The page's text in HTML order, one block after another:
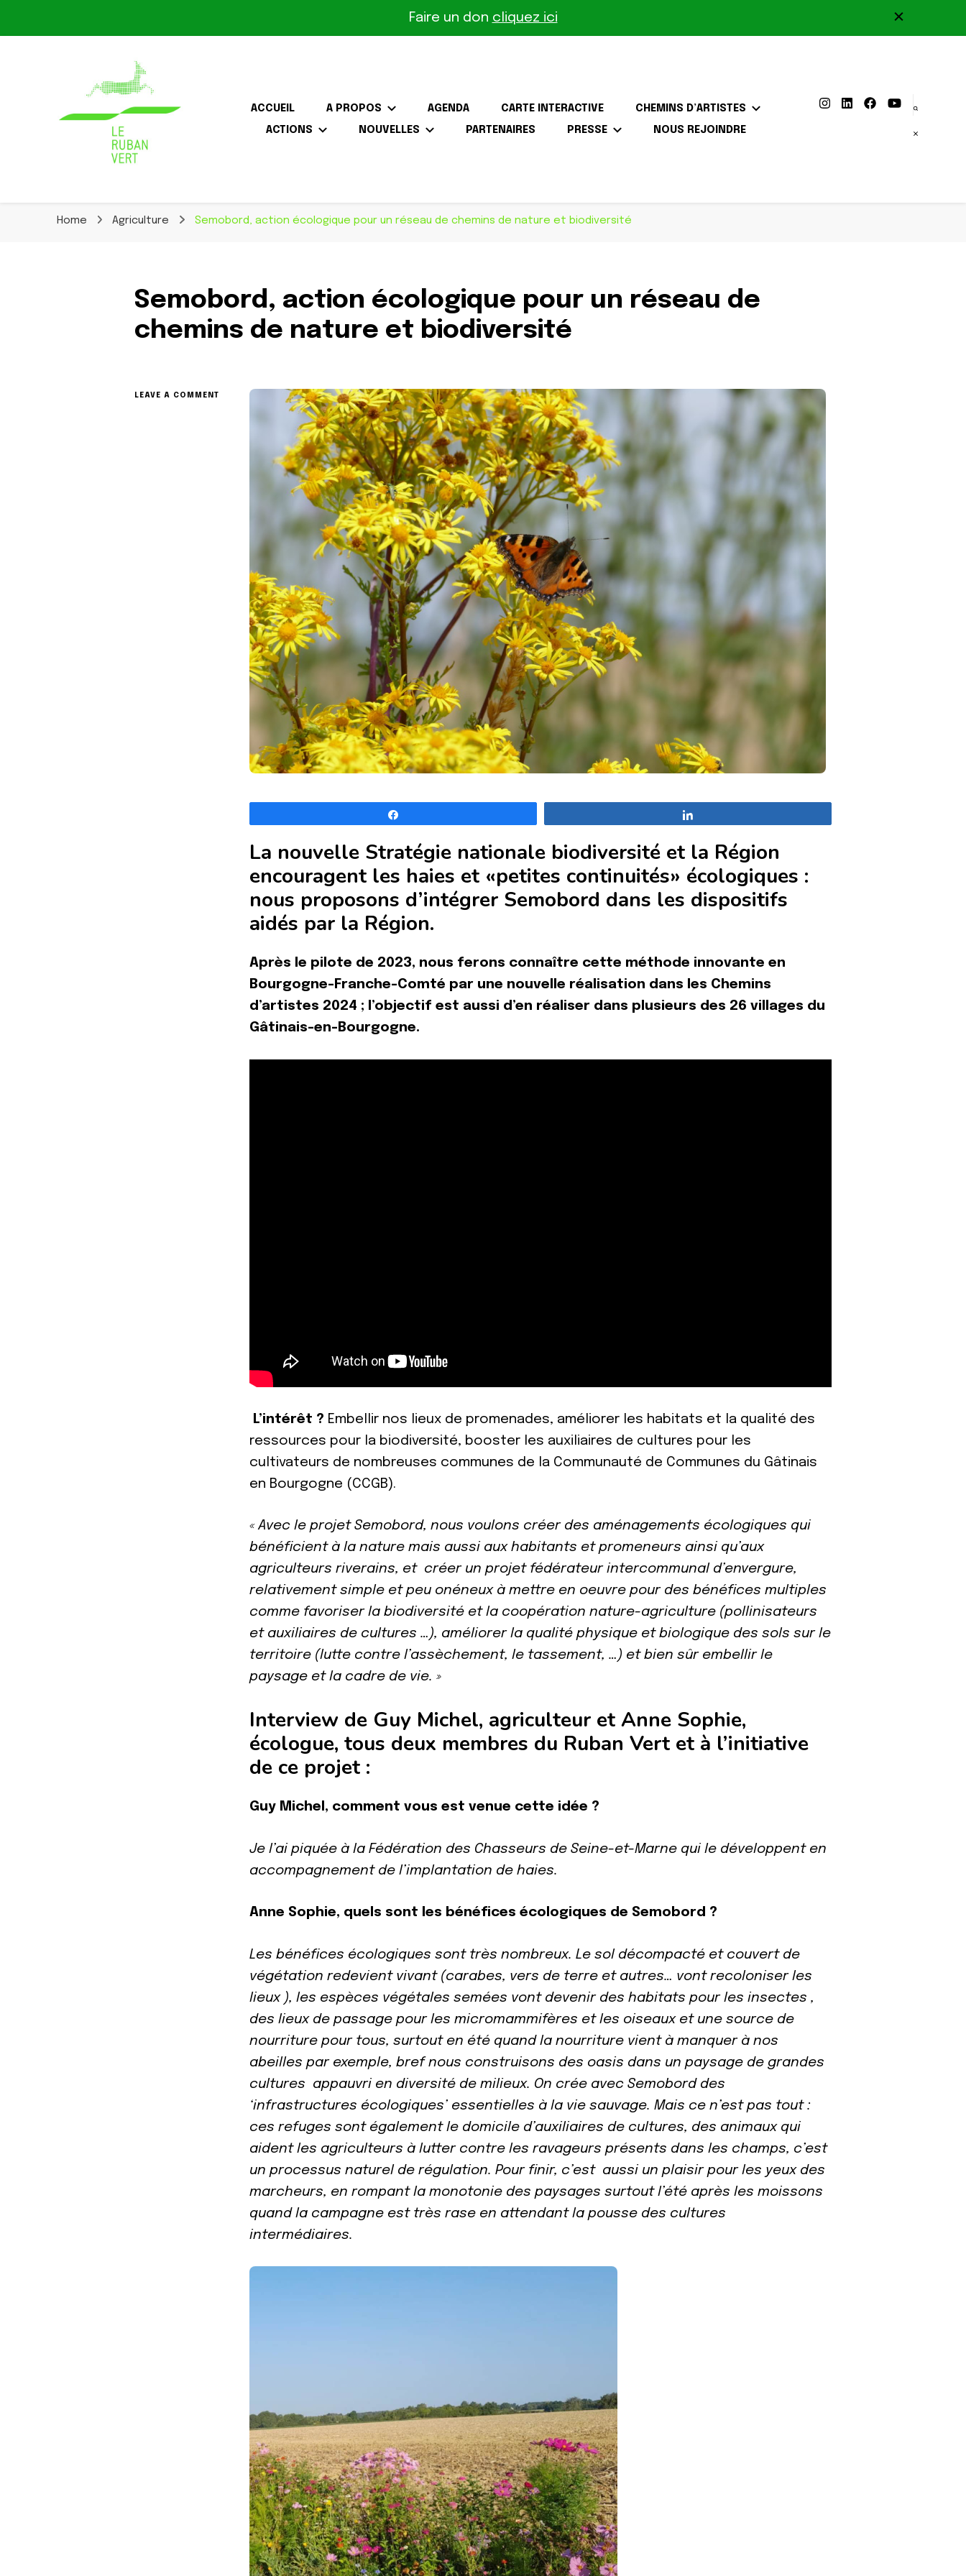
Faire un don cliquez ici
ACCUEIL A PROPOS AGENDA CARTE INTERACTIVE
CHEMINS D’ARTISTES
ACTIONS
NOUVELLES PARTENAIRES PRESSE NOUS REJOINDRE
Home Agriculture Semobord, action écologique pour un réseau de chemins de nature et biodiversité
Semobord, action écologique pour un réseau de
chemins de nature et biodiversité
LEAVE A COMMENT
La nouvelle Stratégie nationale biodiversité et la Région
encouragent les haies et «petites continuités» écologiques :
nous proposons d’intégrer Semobord dans les dispositifs
aidés par la Région.
Après le pilote de 2023, nous ferons connaître cette méthode innovante en
Bourgogne-Franche-Comté par une nouvelle réalisation dans les Chemins
d’artistes 2024 ; l’objectif est aussi d’en réaliser dans plusieurs des 26 villages du
Gâtinais-en-Bourgogne.
L’intérêt ? Embellir nos lieux de promenades, améliorer les habitats et la qualité des
ressources pour la biodiversité, booster les auxiliaires de cultures pour les
cultivateurs de nombreuses communes de la Communauté de Communes du Gâtinais
en Bourgogne (CCGB).
« Avec le projet Semobord, nous voulons créer des aménagements écologiques qui
bénéficient à la nature mais aussi aux habitants et promeneurs ainsi qu’aux
agriculteurs riverains, et créer un projet fédérateur intercommunal d’envergure,
relativement simple et peu onéneux à mettre en oeuvre pour des bénéfices multiples
comme favoriser la biodiversité et la coopération nature-agriculture (pollinisateurs
et auxiliaires de cultures …), améliorer la qualité physique et biologique des sols sur le
territoire (lutte contre l’assèchement, le tassement, …) et bien sûr embellir le
paysage et la cadre de vie. »
Interview de Guy Michel, agriculteur et Anne Sophie,
écologue, tous deux membres du Ruban Vert et à l’initiative
de ce projet :
Guy Michel, comment vous est venue cette idée ?
Je l’ai piquée à la Fédération des Chasseurs de Seine-et-Marne qui le développent en
accompagnement de l’implantation de haies.
Anne Sophie, quels sont les bénéfices écologiques de Semobord ?
Les bénéfices écologiques sont très nombreux. Le sol décompacté et couvert de
végétation redevient vivant (carabes, vers de terre et autres… vont recoloniser les
lieux ), les espèces végétales semées vont devenir des habitats pour les insectes ,
des lieux de passage pour les micromammifères et les oiseaux et une source de
nourriture pour tous, surtout en été quand la nourriture vient à manquer à nos
abeilles par exemple, bref nous construisons des oasis dans un paysage de grandes
cultures appauvri en diversité de milieux. On crée avec Semobord des
‘infrastructures écologiques’ essentielles à la vie sauvage. Mais ce n’est pas tout :
ces refuges sont également le domicile d’auxiliaires de cultures, des animaux qui
aident les agriculteurs à lutter contre les ravageurs présents dans les champs, c’est
un processus naturel de régulation. Pour finir, c’est aussi un plaisir pour les yeux des
marcheurs, en rompant la monotonie des paysages surtout l’été après les moissons
quand la campagne est très rase en attendant la pousse des cultures
intermédiaires.